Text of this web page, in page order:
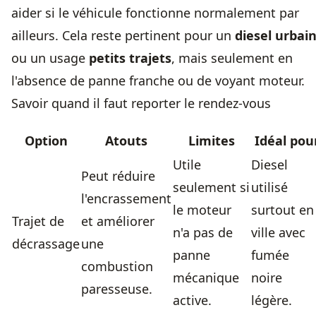
aider si le véhicule fonctionne normalement par
ailleurs. Cela reste pertinent pour un diesel urbain
ou un usage petits trajets, mais seulement en
l'absence de panne franche ou de voyant moteur.
Savoir quand il faut reporter le rendez-vous
Option Atouts Limites Idéal
Trajet de
décrassage
Peut réduire
l'encrassement
et améliorer
une
combustion
paresseuse.
Utile
seulement si
le moteur
n'a pas de
panne
mécanique
active.
Diesel
utilisé
surtout en
ville avec
fumée
noire
légère.